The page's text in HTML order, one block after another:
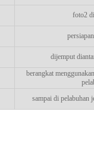
foto2
dijemput
berangkat
sampai di pelabuhan